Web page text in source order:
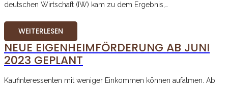
deutschen Wirtschaft (IW) kam zu dem Ergebnis,…
WEITERLESEN
NEUE EIGENHEIMFÖRDERUNG AB JUNI
2023 GEPLANT
Kaufinteressenten mit weniger Einkommen können aufatmen. Ab